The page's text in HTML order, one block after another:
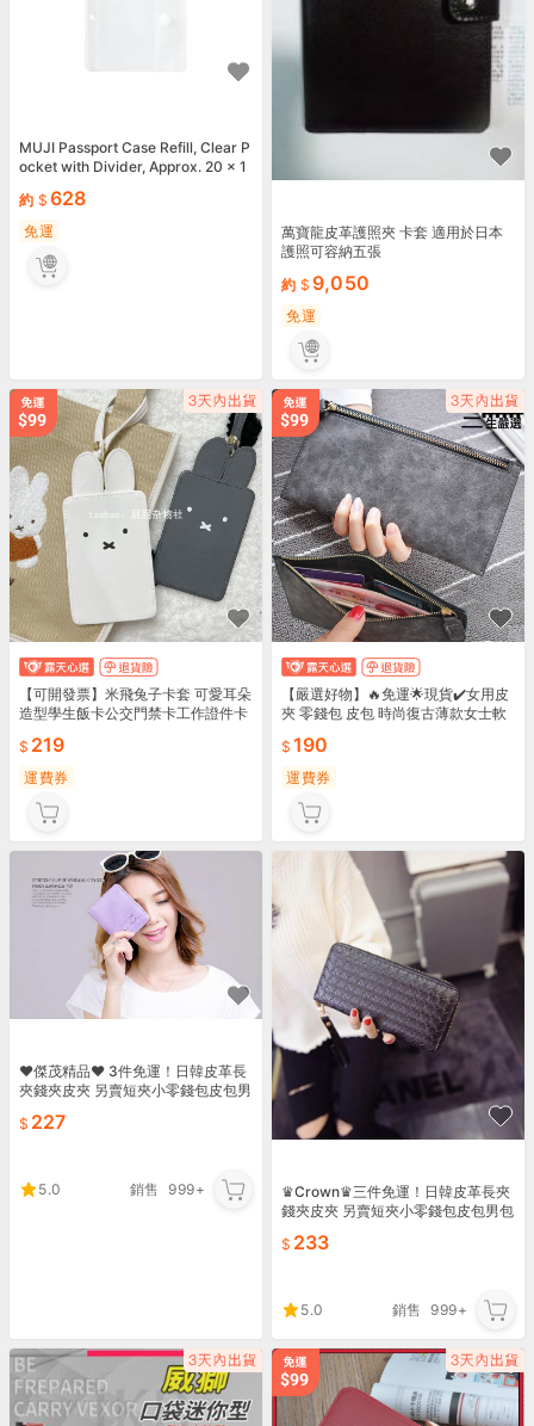
MUJI Passport Case Refill, Clear P
ocket with Divider, Approx. 20 x 1
約 628
免運
萬寶龍皮革護照夾 卡套 適用於日本
護照可容納五張
約
9,050
免運
【可開發票】米飛兔子卡套 可愛耳朵
造型學生飯卡公交門禁卡工作證件卡
219
運費券
【嚴選好物】🔥免運🌟現貨✔️女用皮
夾 零錢包 皮包 時尚復古薄款女士軟
包 190
運費券
♥傑茂精品♥ 3件免運！日韓皮革長
夾錢夾皮夾 另賣短夾小零錢包皮包男
背包雙肩包書包56
227
5.0 銷售 999+
♛Crown♛三件免運！日韓皮革長夾
錢夾皮夾 另賣短夾小零錢包皮包男包
包雙肩包書包55
233
5.0 銷售 999+